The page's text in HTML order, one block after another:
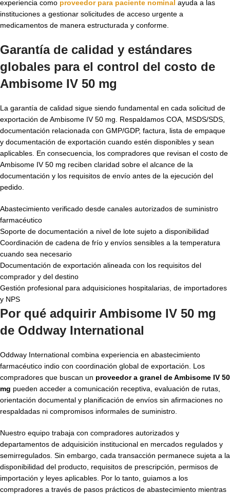
experiencia como proveedor para paciente nominal ayuda a las
instituciones a gestionar solicitudes de acceso urgente a
medicamentos de manera estructurada y conforme.
Garantía de calidad y estándares
globales para el control del costo de
Ambisome IV 50 mg
La garantía de calidad sigue siendo fundamental en cada solicitud de
exportación de Ambisome IV 50 mg. Respaldamos COA, MSDS/SDS,
documentación relacionada con GMP/GDP, factura, lista de empaque
y documentación de exportación cuando estén disponibles y sean
aplicables. En consecuencia, los compradores que revisan el costo de
Ambisome IV 50 mg reciben claridad sobre el alcance de la
documentación y los requisitos de envío antes de la ejecución del
pedido.
Abastecimiento verificado desde canales autorizados de suministro
farmacéutico
Soporte de documentación a nivel de lote sujeto a disponibilidad
Coordinación de cadena de frío y envíos sensibles a la temperatura
cuando sea necesario
Documentación de exportación alineada con los requisitos del
comprador y del destino
Gestión profesional para adquisiciones hospitalarias, de importadores
y NPS
Por qué adquirir Ambisome IV 50 mg
de Oddway International
Oddway International combina experiencia en abastecimiento
farmacéutico indio con coordinación global de exportación. Los
compradores que buscan un proveedor a granel de Ambisome IV 50
mg pueden acceder a comunicación receptiva, evaluación de rutas,
orientación documental y planificación de envíos sin afirmaciones no
respaldadas ni compromisos informales de suministro.
Nuestro equipo trabaja con compradores autorizados y
departamentos de adquisición institucional en mercados regulados y
semirregulados. Sin embargo, cada transacción permanece sujeta a la
disponibilidad del producto, requisitos de prescripción, permisos de
importación y leyes aplicables. Por lo tanto, guiamos a los
compradores a través de pasos prácticos de abastecimiento mientras